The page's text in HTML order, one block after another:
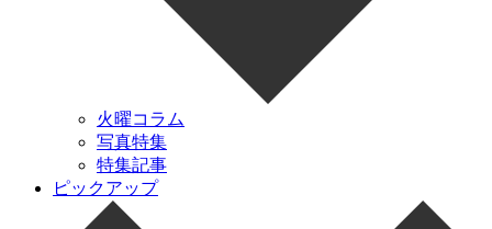
火曜コラム
写真特集
特集記事
ピックアップ